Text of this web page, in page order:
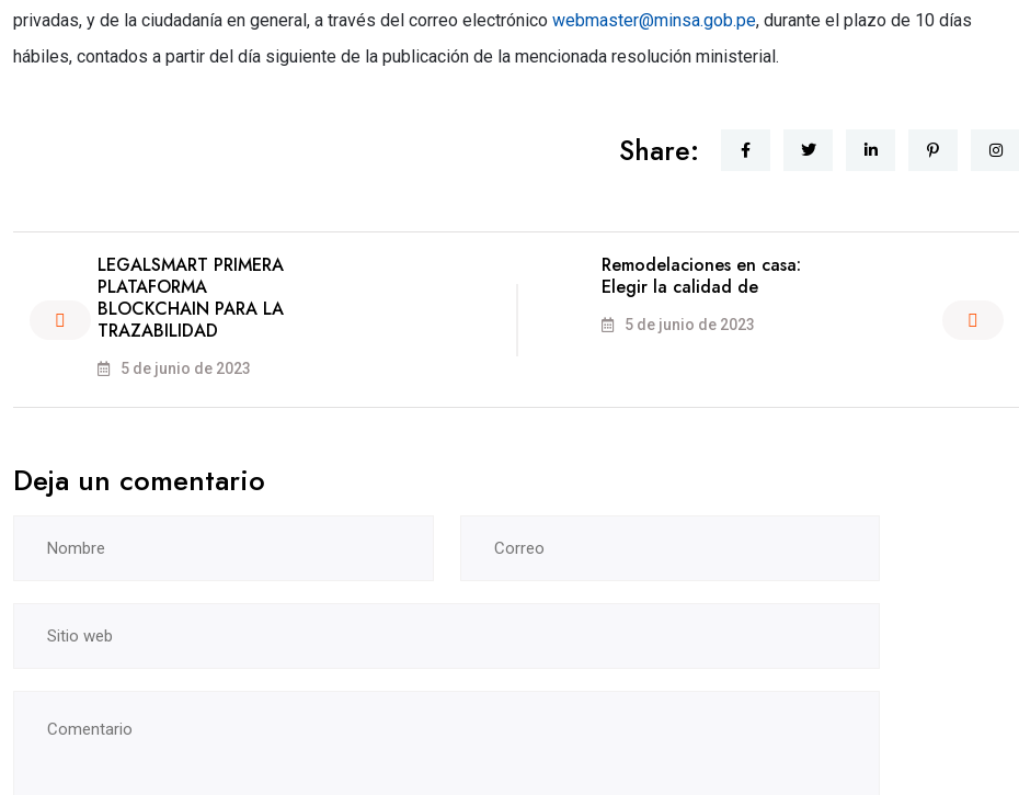
privadas, y de la ciudadanía en general, a través del correo electrónico webmaster@minsa.gob.pe, durante el plazo de 10 días
hábiles, contados a partir del día siguiente de la publicación de la mencionada resolución ministerial.
Share:
LEGALSMART PRIMERA
PLATAFORMA
BLOCKCHAIN PARA LA
TRAZABILIDAD
5 de junio de 2023
Remodelaciones en casa:
Elegir la calidad de
5 de junio de 2023
Deja un comentario